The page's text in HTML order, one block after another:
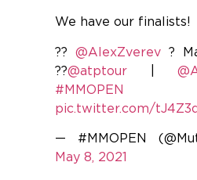
We have our finalists!
?? @AlexZverev ?
??@atptour |
#MMOPEN
pic.twitter.com/
— #MMOPEN
May 8, 2021